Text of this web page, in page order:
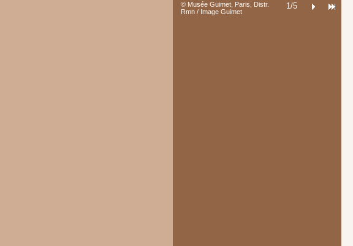
1/5
© Musée Guimet, Paris, Distr.
Rmn / Image Guimet